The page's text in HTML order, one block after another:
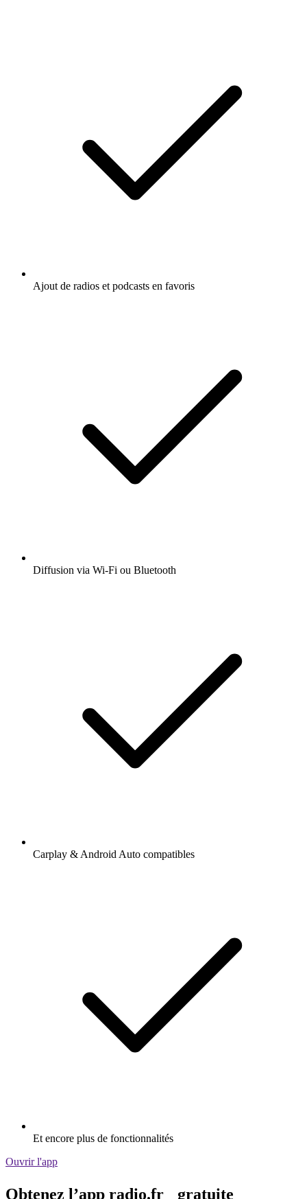
Ajout de radios et podcasts en favoris
Diffusion via Wi-Fi ou Bluetooth
Carplay & Android Auto compatibles
Et encore plus de fonctionnalités
Ouvrir l'app
Obtenez l’app radio.fr gratuite